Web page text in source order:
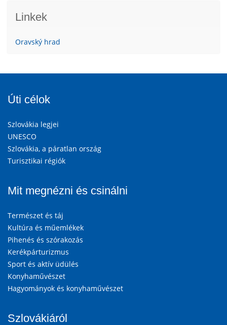
Linkek
Oravský hrad
Úti célok
Szlovákia legjei
UNESCO
Szlovákia, a páratlan ország
Turisztikai régiók
Mit megnézni és csinálni
Természet és táj
Kultúra és műemlékek
Pihenés és szórakozás
Kerékpárturizmus
Sport és aktív üdülés
Konyhaművészet
Hagyományok és konyhaművészet
Szlovákiáról